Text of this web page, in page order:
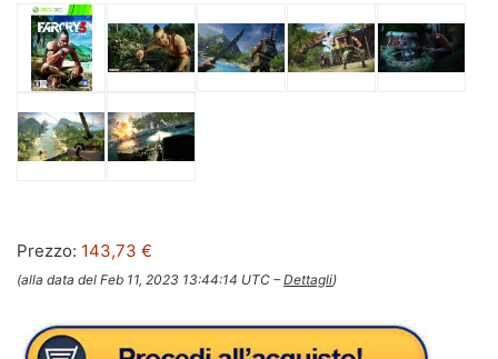
Prezzo: 143,73 €
(alla data del Feb 11, 2023 13:44:14 UTC –Dettagli)